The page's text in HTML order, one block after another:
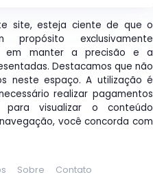
site, esteja ciente de que o
propósito exclusivamente
em manter a precisão e a
Destacamos que não
neste espaço. A utilização é
realizar pagamentos
visualizar o conteúdo
você concorda com
Sobre Contato